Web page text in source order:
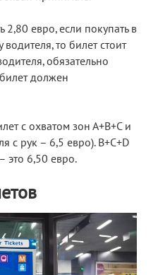
2,80 евро, если покупать в
то билет стоит
обязательно
должен
с охватом зон А+В+С и
с рук – 6,5 евро). В+С+D
это 6,50 евро.